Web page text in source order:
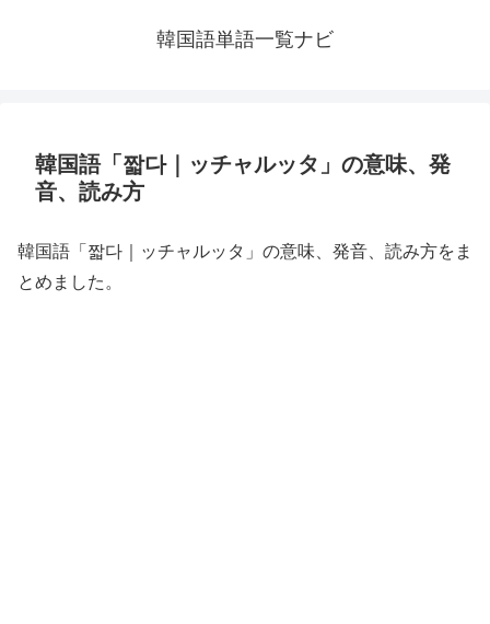
韓国語単語一覧ナビ
韓国語「짧다｜ッチャルッタ」の意味、発
音、読み方
韓国語「짧다｜ッチャルッタ」の意味、発音、読み方をま
とめました。